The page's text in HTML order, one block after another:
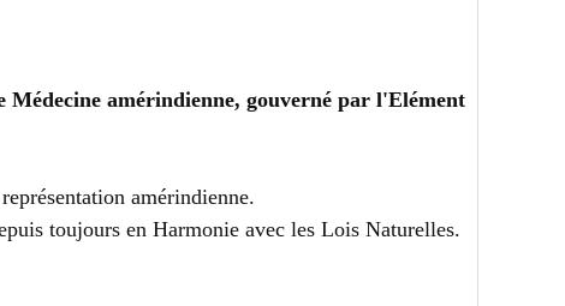
Médecine amérindienne, gouverné par l'Elément
amérindienne.
toujours en Harmonie avec les Lois Naturelles.